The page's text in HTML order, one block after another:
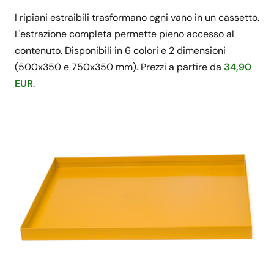
I ripiani estraibili trasformano ogni vano in un cassetto.
L'estrazione completa permette pieno accesso al
contenuto. Disponibili in 6 colori e 2 dimensioni
(500x350 e 750x350 mm). Prezzi a partire da 34,90
EUR.